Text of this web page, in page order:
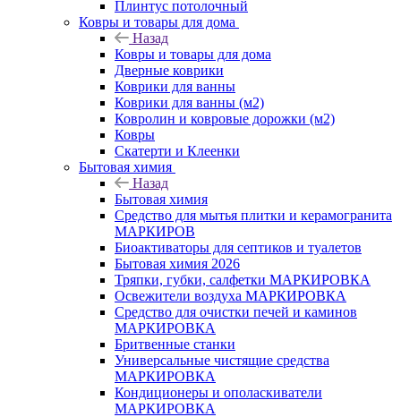
Плинтус потолочный
Ковры и товары для дома
Назад
Ковры и товары для дома
Дверные коврики
Коврики для ванны
Коврики для ванны (м2)
Ковролин и ковровые дорожки (м2)
Ковры
Скатерти и Клеенки
Бытовая химия
Назад
Бытовая химия
Средство для мытья плитки и керамогранита
МАРКИРОВ
Биоактиваторы для септиков и туалетов
Бытовая химия 2026
Тряпки, губки, салфетки МАРКИРОВКА
Освежители воздуха МАРКИРОВКА
Средство для очистки печей и каминов
МАРКИРОВКА
Бритвенные станки
Универсальные чистящие средства
МАРКИРОВКА
Кондиционеры и ополаскиватели
МАРКИРОВКА